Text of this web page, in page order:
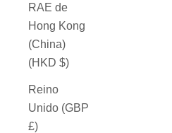
RAE de
Hong Kong
(China)
(HKD $)
Reino
Unido (GBP
£)